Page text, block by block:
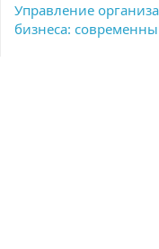
Управление
бизнеса: